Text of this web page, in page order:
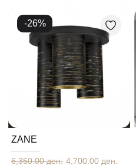
-26%
ZANE
6,350.00 ден. 4,700.00 ден.